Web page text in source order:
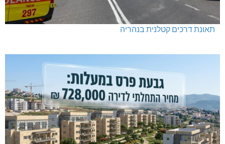
תאונת דרכים קטלנית בנהריה